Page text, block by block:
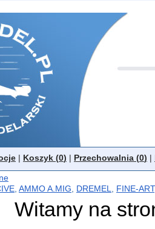
| Koszyk (0) | Przechowalnia (0) |
AMMO A.MIG DREMEL FINE-ART
Witamy na